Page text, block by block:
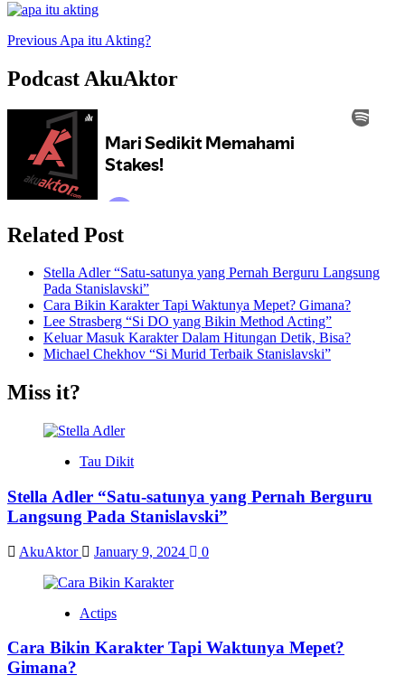
Previous Apa itu Akting?
Podcast AkuAktor
Related Post
Stella Adler “Satu-satunya yang Pernah Berguru Langsung
Pada Stanislavski”
Cara Bikin Karakter Tapi Waktunya Mepet? Gimana?
Lee Strasberg “Si DO yang Bikin Method Acting”
Keluar Masuk Karakter Dalam Hitungan Detik, Bisa?
Michael Chekhov “Si Murid Terbaik Stanislavski”
Miss it?
Tau Dikit
Stella Adler “Satu-satunya yang Pernah Berguru
Langsung Pada Stanislavski”
AkuAktor January 9, 2024 0
Actips
Cara Bikin Karakter Tapi Waktunya Mepet?
Gimana?